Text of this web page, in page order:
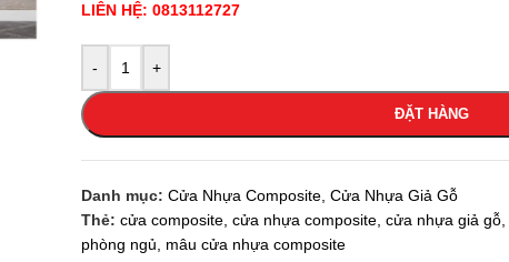
LIÊN HỆ: 0813112727
- +
ĐẶT HÀNG
Danh mục: Cửa Nhựa Composite Cửa Nhựa Giả Gỗ
Thẻ: cửa composite cửa nhựa composite cửa nhựa giả gỗ
phòng ngủ
mâu cửa nhựa composite